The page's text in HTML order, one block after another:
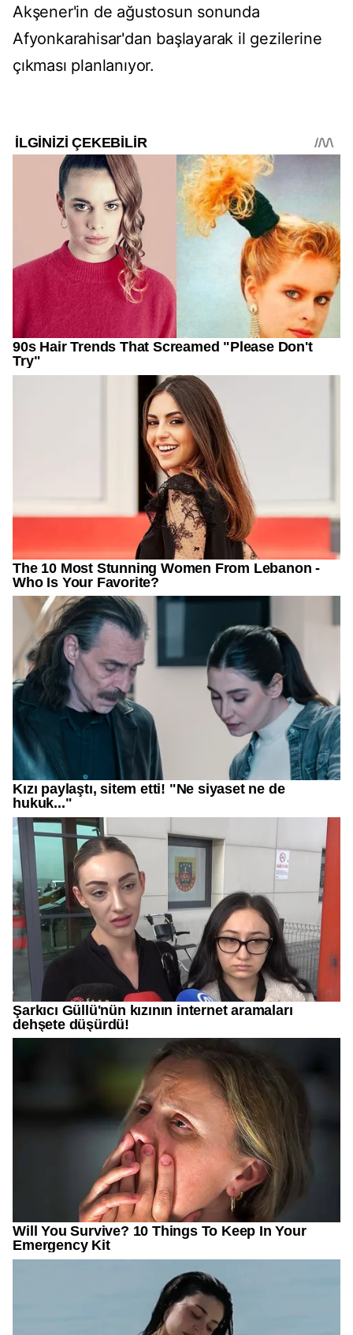
Akşener'in de ağustosun sonunda
Afyonkarahisar'dan başlayarak il gezilerine
çıkması planlanıyor.